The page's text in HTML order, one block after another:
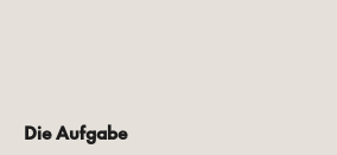
Die Aufgabe